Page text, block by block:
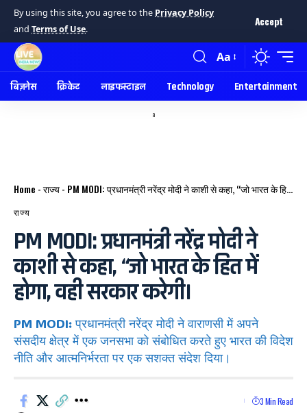
By using this site, you agree to the Privacy Policy
and Terms of Use.
Accept
Aa
बिज़नेस क्रिकेट लाइफस्टाइल Technology Entertainment
a
Home -राज्य- PM MODI: प्रधानमंत्री नरेंद्र मोदी ने काशी से कहा, “जो भारत के हित में होगा, वही सरकार करेगी।
राज्य
PM MODI: प्रधानमंत्री नरेंद्र मोदी ने
काशी से कहा, “जो भारत के हित में
होगा, वही सरकार करेगी।
PM MODI: प्रधानमंत्री नरेंद्र मोदी ने वाराणसी में अपने
संसदीय क्षेत्र में एक जनसभा को संबोधित करते हुए भारत की विदेश
नीति और आत्मनिर्भरता पर एक सशक्त संदेश दिया।
3 Min Read